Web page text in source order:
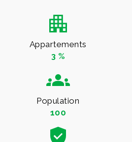
Appartements
3 %
Population
100